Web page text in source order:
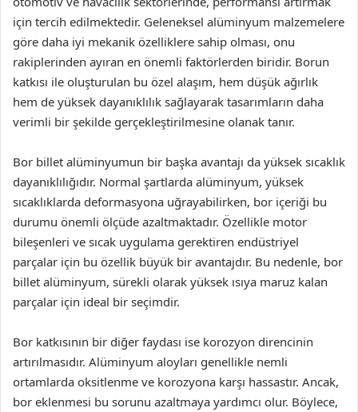
için tercih edilmektedir. Geleneksel alüminyum malzemelere
göre daha iyi mekanik özelliklere sahip olması, onu
rakiplerinden ayıran en önemli faktörlerden biridir. Borun
katkısı ile oluşturulan bu özel alaşım, hem düşük ağırlık
hem de yüksek dayanıklılık sağlayarak tasarımların daha
verimli bir şekilde gerçekleştirilmesine olanak tanır.
Bor billet alüminyumun bir başka avantajı da yüksek sıcaklık
dayanıklılığıdır. Normal şartlarda alüminyum, yüksek
sıcaklıklarda deformasyona uğrayabilirken, bor içeriği bu
durumu önemli ölçüde azaltmaktadır. Özellikle motor
bileşenleri ve sıcak uygulama gerektiren endüstriyel
parçalar için bu özellik büyük bir avantajdır. Bu nedenle, bor
billet alüminyum, sürekli olarak yüksek ısıya maruz kalan
parçalar için ideal bir seçimdir.
Bor katkısının bir diğer faydası ise korozyon direncinin
artırılmasıdır. Alüminyum aloyları genellikle nemli
ortamlarda oksitlenme ve korozyona karşı hassastır. Ancak,
bor eklenmesi bu sorunu azaltmaya yardımcı olur. Böylece,